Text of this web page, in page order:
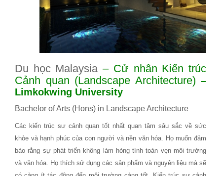
Du học Malaysia– Cử nhân Kiến trúc
Cảnh quan (Landscape Architecture) –
Limkokwing University
Bachelor of Arts (Hons) in Landscape Architecture
Các kiến trúc sư cảnh quan tốt nhất quan tâm sâu sắc về sức
khỏe và hạnh phúc của con người và nền văn hóa. Họ muốn đảm
bảo rằng sự phát triển không làm hỏng tính toàn vẹn môi trường
và văn hóa. Họ thích sử dụng các sản phẩm và nguyên liệu mà sẽ